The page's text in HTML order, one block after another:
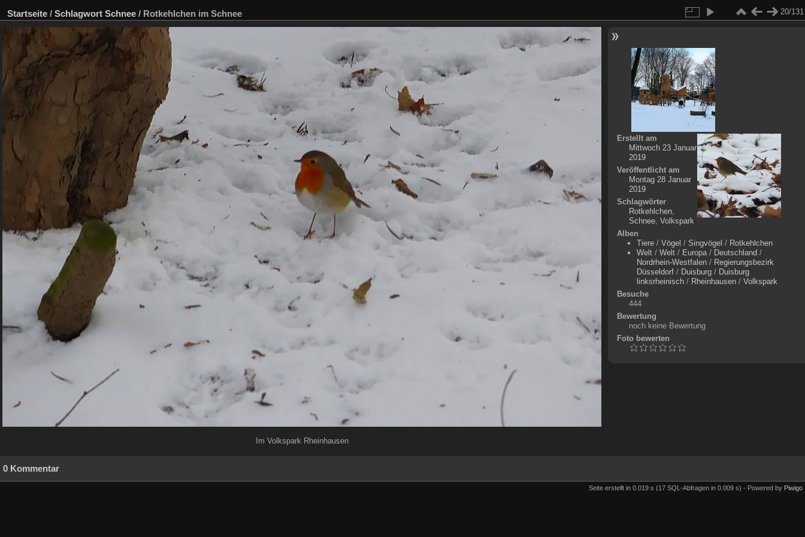
Startseite / Schlagwort Schnee / Rotkehlchen im Schnee 20/131
Im Volkspark Rheinhausen
Erstellt am
Mittwoch 23 Januar
2019
Veröffentlicht am
Montag 28 Januar
2019
Schlagwörter
Rotkehlchen,
Schnee, Volkspark
Alben
Tiere/ Vögel / Singvögel / Rotkehlchen
Welt/ Welt/ Europa/ Deutschland /
Nordrhein-Westfalen/ Regierungsbezirk
Düsseldorf/ Duisburg/ Duisburg
linksrheinisch/ Rheinhausen/ Volkspark
Besuche
444
Bewertung
noch keine Bewertung
Foto bewerten
0 Kommentar
Seite erstellt in 0.019 s (17 SQL-Abfragen in 0.009 s) - Powered by Piwigo